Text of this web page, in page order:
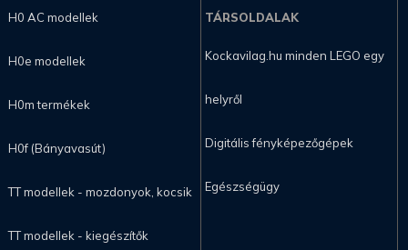
H0 AC modellek
H0e modellek
H0m termékek
H0f (Bányavasút)
TT modellek - mozdonyok, kocsik
TT modellek - kiegészítők
TÁRSOLDALAK
Kockavilag.hu minden LEGO egy
helyről
Digitális fényképezőgépek
Egészségügy